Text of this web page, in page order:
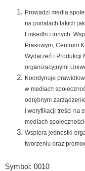
Prowadzi media
na portalach takich
LinkedIn i innych.
Prasowym, Centrum
Wydarzeń i Produkcji
organizacyjnymi
Koordynuje
w mediach
odrębnym
i weryfikacji treści na
mediach
Wspiera jednostki
tworzeniu oraz
Symbol: 0010